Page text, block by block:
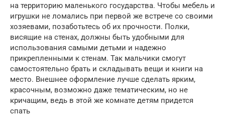
на территорию маленького государства. Чтобы мебель и
игрушки не ломались при первой же встрече со своими
хозяевами, позаботьтесь об их прочности. Полки,
висящие на стенах, должны быть удобными для
использования самыми детьми и надежно
прикрепленными к стенам. Так мальчики смогут
самостоятельно брать и складывать вещи и книги на
место. Внешнее оформление лучше сделать ярким,
красочным, возможно даже тематическим, но не
кричащим, ведь в этой же комнате детям придется
спать